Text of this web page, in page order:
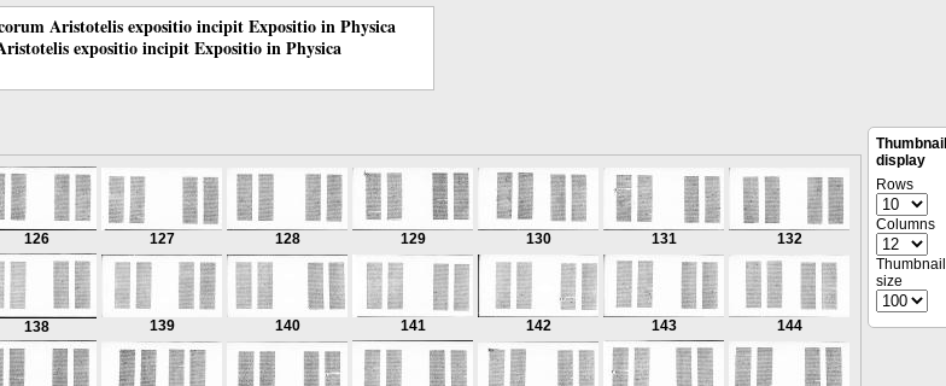
Aristotelis expositio incipit Expositio in Physica
expositio incipit Expositio in Physica
126 127 128 129 130 131 132
138 139 140 141 142 143 144
Thumbnail
display
Rows
Columns
Thumbnail
size